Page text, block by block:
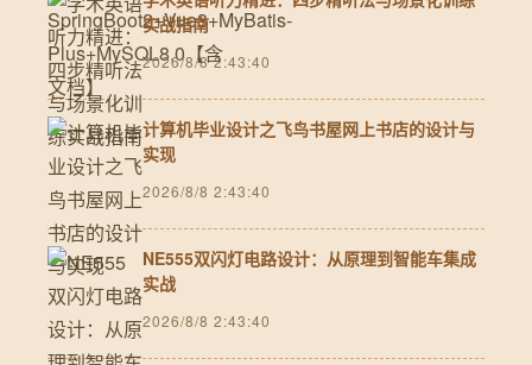
实战指南
2026/8/8 2:43:40
计算机毕业设计之飞鸟书屋网上书店的设计与
实现
2026/8/8 2:43:40
NE555双闪灯电路设计：从原理到智能车集成
实战
2026/8/8 2:43:40